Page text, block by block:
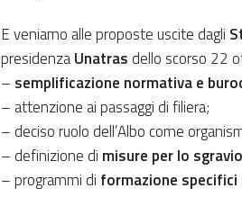
E veniamo alle proposte uscite dagli
presidenzaUnatras dello scorso 22
– semplificazione normativa e
– attenzione ai passaggi di filiera;
– deciso ruolo dell’Albo come
– definizione di misure per lo
– programmi di formazione specifici